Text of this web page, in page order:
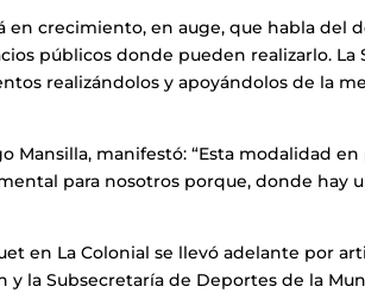
en crecimiento, en auge, que habla
públicos donde pueden realizarlo.
realizándolos y apoyándolos de la
Mansilla, manifestó: “Esta modalidad
para nosotros porque, donde hay
en La Colonial se llevó adelante por
y la Subsecretaría de Deportes de la